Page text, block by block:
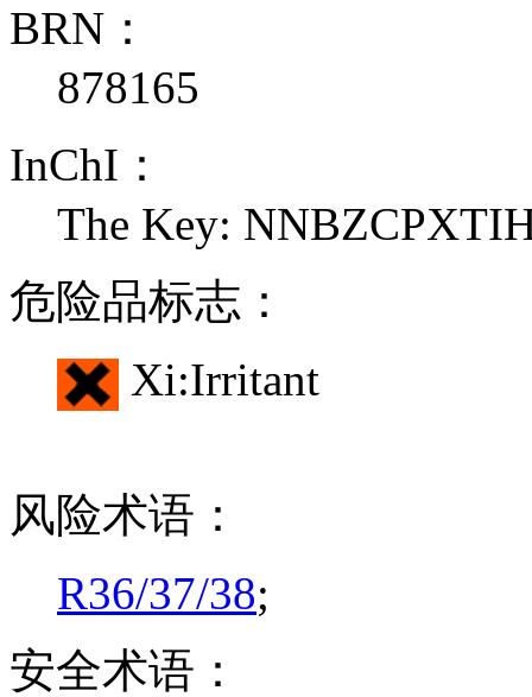
BRN：
878165
InChI：
The Key:
危险品标志：
Xi:Irritant
风险术语：
R36/37/38;
安全术语：